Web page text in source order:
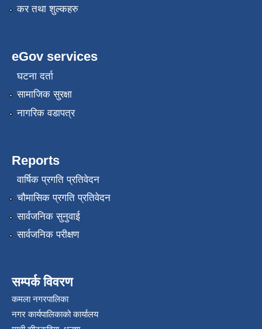
कर तथा शुल्कहरु
eGov services
घटना दर्ता
सामाजिक सुरक्षा
नागरिक वडापत्र
Reports
वार्षिक प्रगति प्रतिवेदन
चौमासिक प्रगति प्रतिवेदन
सार्वजनिक सुनुवाई
सार्वजनिक परीक्षण
सम्पर्क विवरण
कमला नगरपालिका
नगर कार्यपालिकाको कार्यालय